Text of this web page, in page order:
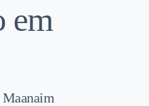
em